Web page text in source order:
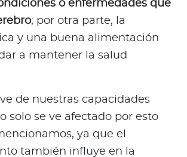
o enfermedades que
; por otra parte, la
y una buena alimentación
a mantener la salud
de nuestras capacidades
solo se ve afectado por esto
ya que el
también influye en la